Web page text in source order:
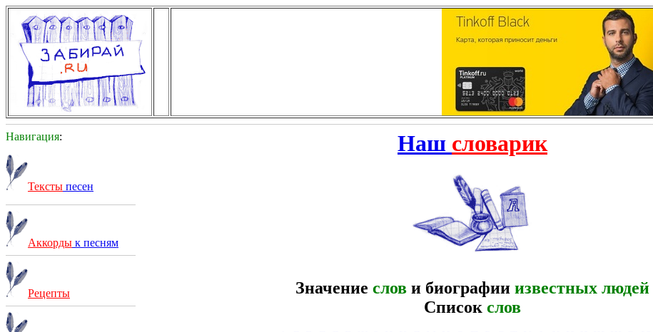
Навигация:
Тексты песен
Аккорды к песням
Рецепты
Наш словарик
Значение слов и биографии известных людей
Список слов